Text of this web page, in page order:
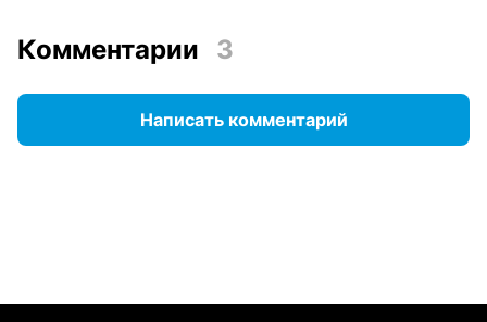
Комментарии 3
Написать комментарий